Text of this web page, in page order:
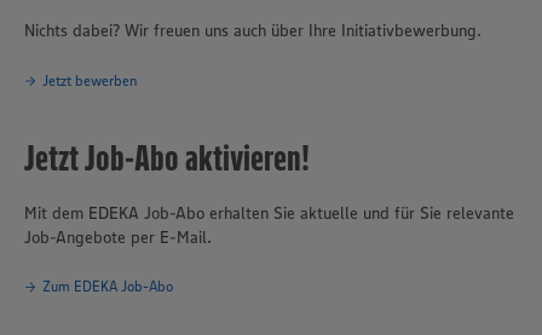
Nichts dabei? Wir freuen uns auch über Ihre Initiativbewerbung.
Jetzt bewerben
Jetzt Job-Abo aktivieren!
Mit dem EDEKA Job-Abo erhalten Sie aktuelle und für Sie relevante
Job-Angebote per E-Mail.
Zum EDEKA Job-Abo